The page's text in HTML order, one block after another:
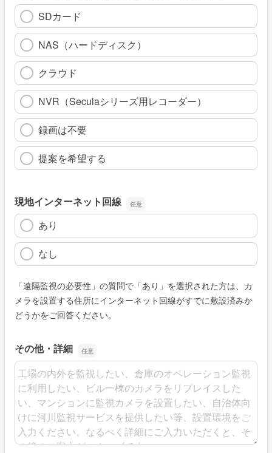
SDカード
NAS（ハードディスク）
クラウド
NVR（Seculaシリーズ用レコーダー）
録画は不要
提案を希望する
現地インターネット回線
あり
なし
「遠隔監視の必要性」の質問で「あり」を選択された方は、カ
メラを設置する住所にインターネット回線がすでに敷設済みか
どうかをご回答ください。
その他・詳細
その他・詳細